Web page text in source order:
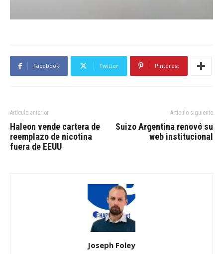
Facebook Twitter Pinterest
Artículo anterior
Haleon vende cartera de
reemplazo de nicotina
fuera de EEUU
Artículo siguiente
Suizo Argentina renovó su
web institucional
Joseph Foley